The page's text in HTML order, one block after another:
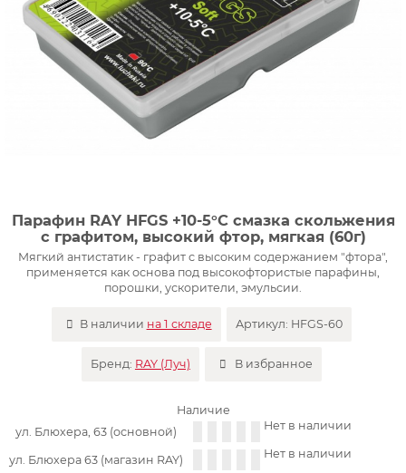
Парафин RAY HFGS +10-5°С смазка скольжения
с графитом, высокий фтор, мягкая (60г)
Мягкий антистатик - графит с высоким содержанием "фтора",
применяется как основа под высокофтористые парафины,
порошки, ускорители, эмульсии.
В наличии на 1 складе Артикул: HFGS-60
Бренд: RAY (Луч) В избранное
Наличие
ул. Блюхера, 63 (основной)
Нет в наличии
ул. Блюхера 63 (магазин RAY) Нет в наличии